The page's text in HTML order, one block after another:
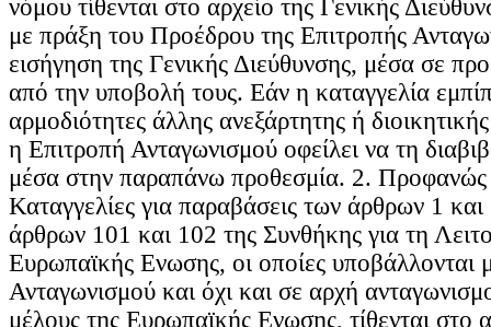
νόμου τίθενται στο αρχείο της Γενικής
με πράξη του Προέδρου της Επιτροπής
εισήγηση της Γενικής Διεύθυνσης, μέσα σε
από την υποβολή τους. Εάν η καταγγελία
αρμοδιότητες άλλης ανεξάρτητης ή
η Επιτροπή Ανταγωνισμού οφείλει να τη
μέσα στην παραπάνω προθεσμία. 2. Προφανώς
Καταγγελίες για παραβάσεις των άρθρων 1
άρθρων 101 και 102 της Συνθήκης για τη
Ευρωπαϊκής Ενωσης, οι οποίες υποβάλλονται
Ανταγωνισμού και όχι και σε αρχή
μέλους της Ευρωπαϊκής Ενωσης, τίθενται στο